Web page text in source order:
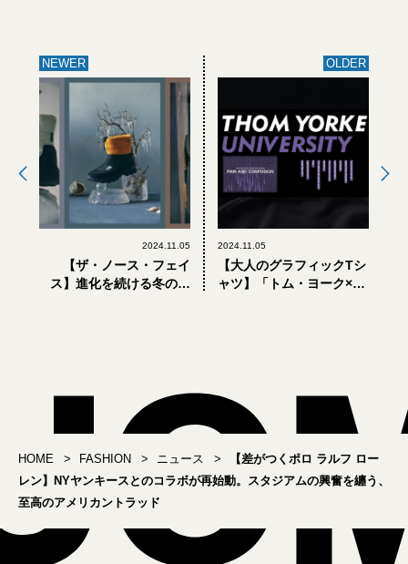
NEWER
2024.11.05
【ザ・ノース・フェイ
ス】進化を続ける冬の定
OLDER
2024.11.05
【大人のグラフィックTシ
ャツ】「トム・ヨーク×ア
HOME FASHION ニュース
【差がつくポロ ラルフ ロー
レン】NYヤンキースとのコラボが再始動。スタジアムの興奮を纏う、
至高のアメリカントラッド